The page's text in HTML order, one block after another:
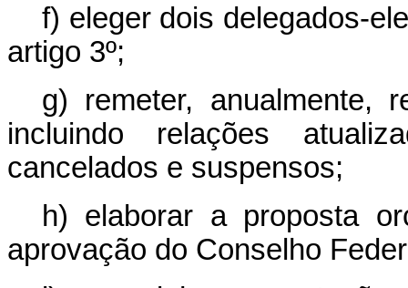
f) eleger dois delegados-
artigo 3º;
g) remeter, anualmente,
incluindo relações
cancelados e suspensos;
h) elaborar a proposta
aprovação do Conselho